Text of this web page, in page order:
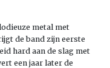
metal met
de band zijn eerste
hard aan de slag met
een jaar later de